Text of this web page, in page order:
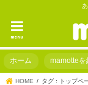
menu
ホーム mamotteを
HOME タグ : トップペ